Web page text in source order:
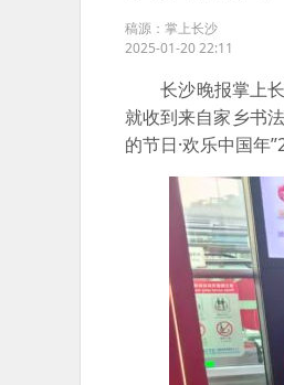
稿源：掌上长沙
2025-01-20 22:11
长沙晚报掌上长
就收到来自家乡书
的节日·欢乐中国年